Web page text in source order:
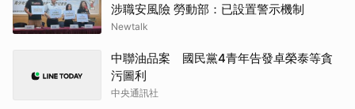
涉職安風險 勞動部：已設置警示機制
Newtalk
中聯油品案 國民黨4青年告發卓榮泰等貪
污圖利
中央通訊社